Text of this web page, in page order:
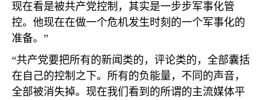
现在看是被共产党控制，其实是一步步军事化管
控。他现在在做一个危机发生时刻的一个军事化的
准备。”
“共产党要把所有的新闻类的，评论类的，全部囊括
在自己的控制之下。所有的负能量，不同的声音，
全部被消失掉。现在我们看到的所谓的主流媒体平